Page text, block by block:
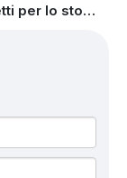
Spiegazione dei guasti degli armadietti per lo stoccaggio dell'energia e delle telecomunicazioni | Guida alle soluzioni pratiche e alla risoluzione dei problemi